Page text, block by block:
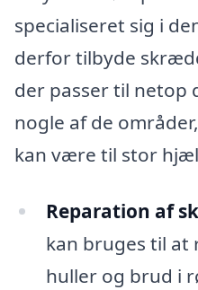
specialiseret sig i
derfor tilbyde
der passer til netop
nogle af de
kan være til stor
Reparation af
kan bruges til at
huller og brud i